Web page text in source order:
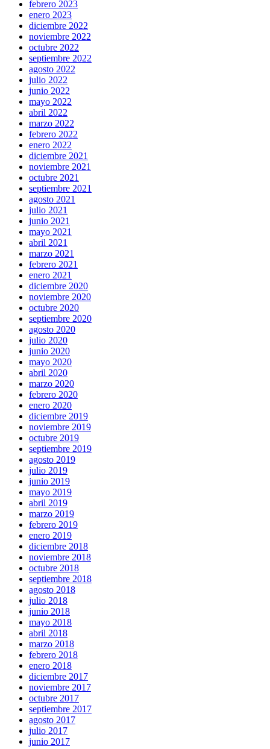
febrero 2023
enero 2023
diciembre 2022
noviembre 2022
octubre 2022
septiembre 2022
agosto 2022
julio 2022
junio 2022
mayo 2022
abril 2022
marzo 2022
febrero 2022
enero 2022
diciembre 2021
noviembre 2021
octubre 2021
septiembre 2021
agosto 2021
julio 2021
junio 2021
mayo 2021
abril 2021
marzo 2021
febrero 2021
enero 2021
diciembre 2020
noviembre 2020
octubre 2020
septiembre 2020
agosto 2020
julio 2020
junio 2020
mayo 2020
abril 2020
marzo 2020
febrero 2020
enero 2020
diciembre 2019
noviembre 2019
octubre 2019
septiembre 2019
agosto 2019
julio 2019
junio 2019
mayo 2019
abril 2019
marzo 2019
febrero 2019
enero 2019
diciembre 2018
noviembre 2018
octubre 2018
septiembre 2018
agosto 2018
julio 2018
junio 2018
mayo 2018
abril 2018
marzo 2018
febrero 2018
enero 2018
diciembre 2017
noviembre 2017
octubre 2017
septiembre 2017
agosto 2017
julio 2017
junio 2017